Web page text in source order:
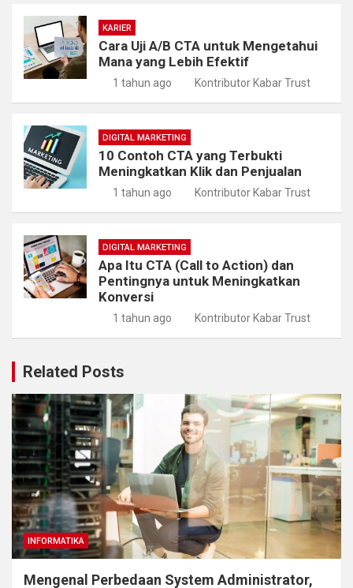
KARIER
Cara Uji A/B CTA untuk Mengetahui
Mana yang Lebih Efektif
1 tahun ago Kontributor Kabar Trust
DIGITAL MARKETING
10 Contoh CTA yang Terbukti
Meningkatkan Klik dan Penjualan
1 tahun ago Kontributor Kabar Trust
DIGITAL MARKETING
Apa Itu CTA (Call to Action) dan
Pentingnya untuk Meningkatkan
Konversi
1 tahun ago Kontributor Kabar Trust
Related Posts
INFORMATIKA
Mengenal Perbedaan System Administrator,